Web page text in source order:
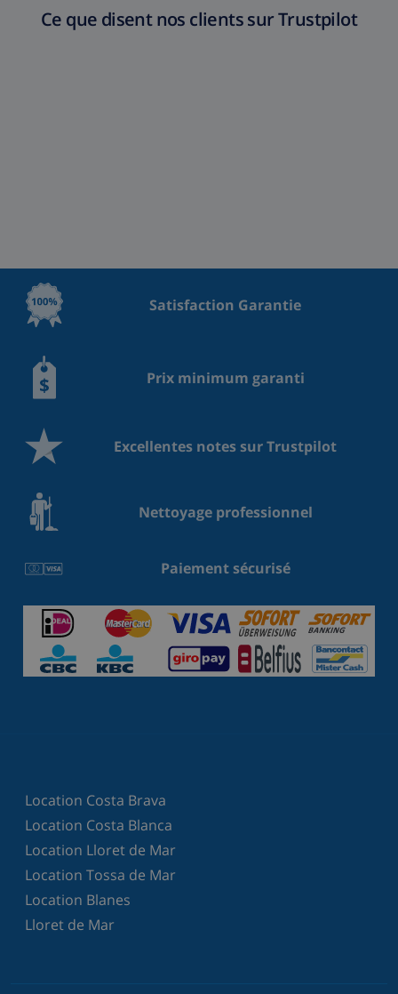
Ce que disent nos clients sur Trustpilot
Satisfaction Garantie
Prix minimum garanti
Excellentes notes sur Trustpilot
Nettoyage professionnel
Paiement sécurisé
Location Costa Brava
Location Costa Blanca
Location Lloret de Mar
Location Tossa de Mar
Location Blanes
Lloret de Mar